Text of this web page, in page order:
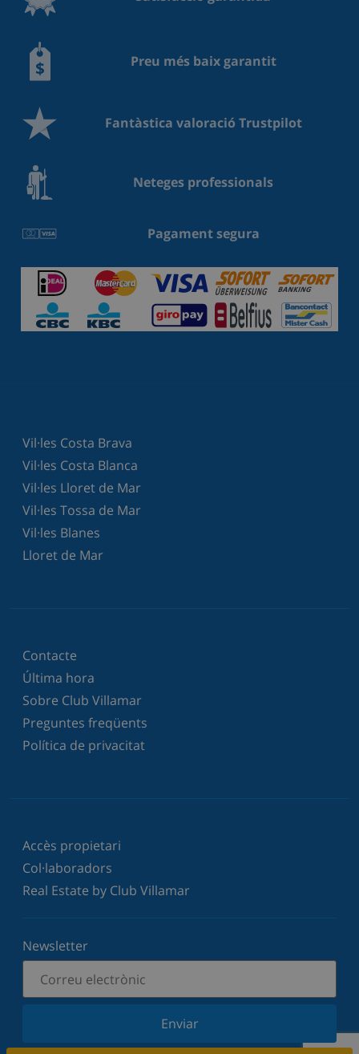
Preu més baix garantit
Fantàstica valoració Trustpilot
Neteges professionals
Pagament segura
Vil·les Costa Brava
Vil·les Costa Blanca
Vil·les Lloret de Mar
Vil·les Tossa de Mar
Vil·les Blanes
Lloret de Mar
Contacte
Última hora
Sobre Club Villamar
Preguntes freqüents
Política de privacitat
Accès propietari
Col·laboradors
Real Estate by Club Villamar
Newsletter
Enviar